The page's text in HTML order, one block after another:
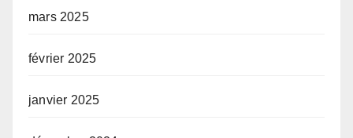
mars 2025
février 2025
janvier 2025